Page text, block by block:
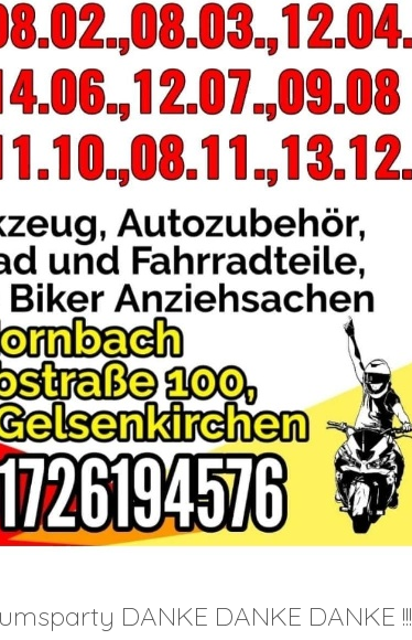
DANKE DANKE DANKE !!!